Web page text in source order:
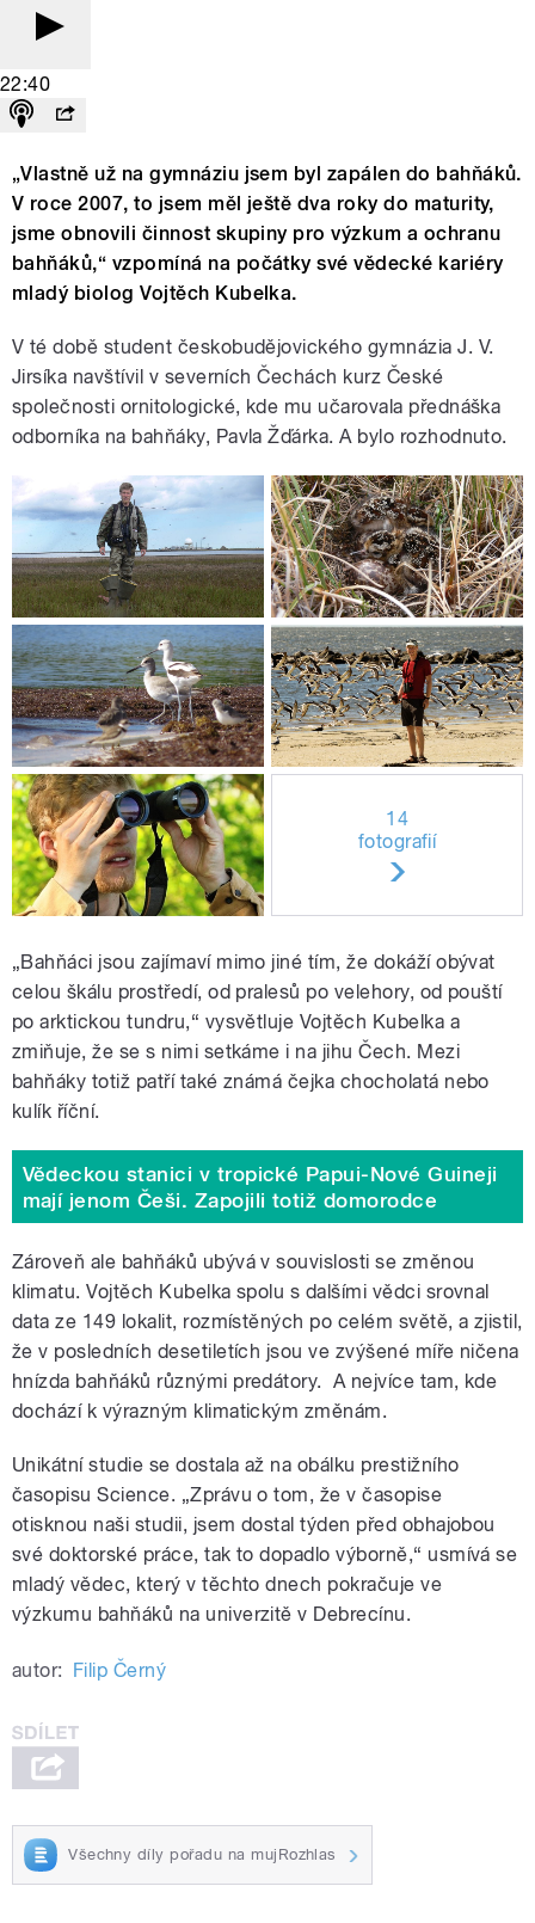
22:40
„Vlastně už na gymnáziu jsem byl zapálen do bahňáků.
V roce 2007, to jsem měl ještě dva roky do maturity,
jsme obnovili činnost skupiny pro výzkum a ochranu
bahňáků,“ vzpomíná na počátky své vědecké kariéry
mladý biolog Vojtěch Kubelka.
V té době student českobudějovického gymnázia J. V.
Jirsíka navštívil v severních Čechách kurz České
společnosti ornitologické, kde mu učarovala přednáška
odborníka na bahňáky, Pavla Žďárka. A bylo rozhodnuto.
14
fotografií
„Bahňáci jsou zajímaví mimo jiné tím, že dokáží obývat
celou škálu prostředí, od pralesů po velehory, od pouští
po arktickou tundru,“ vysvětluje Vojtěch Kubelka a
zmiňuje, že se s nimi setkáme i na jihu Čech. Mezi
bahňáky totiž patří také známá čejka chocholatá nebo
kulík říční.
Vědeckou stanici v tropické Papui-Nové Guineji
mají jenom Češi. Zapojili totiž domorodce
Zároveň ale bahňáků ubývá v souvislosti se změnou
klimatu. Vojtěch Kubelka spolu s dalšími vědci srovnal
data ze 149 lokalit, rozmístěných po celém světě, a zjistil,
že v posledních desetiletích jsou ve zvýšené míře ničena
hnízda bahňáků různými predátory. A nejvíce tam, kde
dochází k výrazným klimatickým změnám.
Unikátní studie se dostala až na obálku prestižního
časopisu Science. „Zprávu o tom, že v časopise
otisknou naši studii, jsem dostal týden před obhajobou
své doktorské práce, tak to dopadlo výborně,“ usmívá se
mladý vědec, který v těchto dnech pokračuje ve
výzkumu bahňáků na univerzitě v Debrecínu.
autor: Filip Černý
Všechny díly pořadu na mujRozhlas